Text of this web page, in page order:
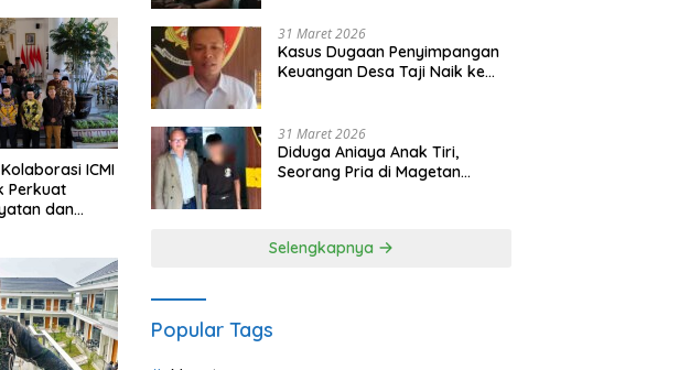
ICMI
Perkuat
dan
31 Maret 2026
Kasus Dugaan Penyimpangan
Keuangan Desa Taji Naik ke
31 Maret 2026
Diduga Aniaya Anak Tiri,
Seorang Pria di Magetan
Selengkapnya
Popular Tags